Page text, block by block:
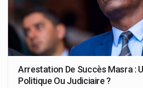
Arrestation De Succès Masra :
Politique Ou Judiciaire ?